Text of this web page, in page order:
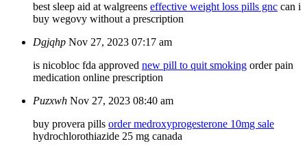
best sleep aid at walgreens effective weight loss pills gnc can i
buy wegovy without a prescription
Dgjqhp Nov 27, 2023 07:17 am
is nicobloc fda approved new pill to quit smoking order pain
medication online prescription
Puzxwh Nov 27, 2023 08:40 am
buy provera pills order medroxyprogesterone 10mg sale
hydrochlorothiazide 25 mg canada